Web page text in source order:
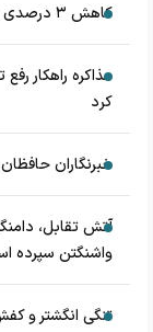
کاهش ۳ درصدی مصرف برق برای دومین سال متوالی
مذاکره راهکار
کرد
خبرنگاران
آتش تقابل،
واشنگتن سپرده
تنگی انگشتر و